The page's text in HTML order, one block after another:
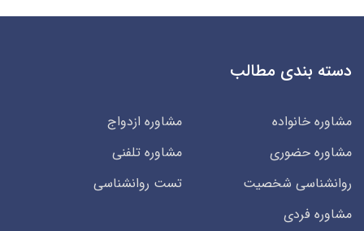
دسته بندی مطالب
مشاوره خانواده
مشاوره ازدواج
مشاوره حضوری
مشاوره تلفنی
روانشناسی شخصیت
تست روانشناسی
مشاوره فردی